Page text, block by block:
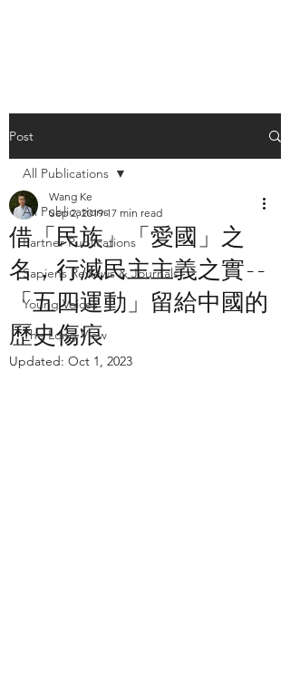
Post
All Publications
Partner Publications
Sapiens Reviews & Journals
Young Voices
The Long View
All Publications
借「民族」「愛國」之
名，行滅民主主義之實--
「五四運動」留給中國的
歷史傷痕
Wang Ke
Sep 2, 2019 17 min read
Updated: Oct 1, 2023